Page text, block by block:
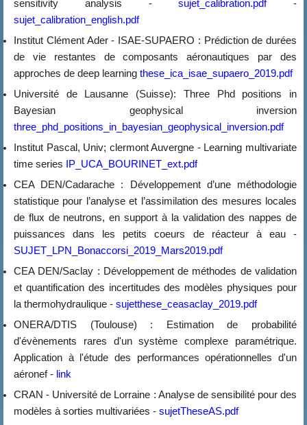
sensitivity analysis -sujet_calibration.pdf-
sujet_calibration_english.pdf
Institut Clément Ader - ISAE-SUPAERO : Prédiction de durées
de vie restantes de composants aéronautiques par des
approches de deep learning these_ica_isae_supaero_2019.pdf
Université de Lausanne (Suisse): Three Phd positions in
Bayesian geophysical inversion
three_phd_positions_in_bayesian_geophysical_inversion.pdf
Institut Pascal, Univ; clermont Auvergne - Learning multivariate
time series
IP_UCA_BOURINET_ext.pdf
CEA DEN/Cadarache : Développement d’une méthodologie
statistique pour l’analyse et l’assimilation des mesures locales
de flux de neutrons, en support à la validation des nappes de
puissances dans les petits coeurs de réacteur à eau -
SUJET_LPN_Bonaccorsi_2019_Mars2019.pdf
CEA DEN/Saclay : Développement de méthodes de validation
et quantification des incertitudes des modèles physiques pour
la thermohydraulique - sujetthese_ceasaclay_2019.pdf
ONERA/DTIS (Toulouse) : Estimation de probabilité
d'évènements rares d'un système complexe paramétrique.
Application à l'étude des performances opérationnelles d'un
aéronef - link
CRAN - Université de Lorraine : Analyse de sensibilité pour des
modèles à sorties multivariées - sujetTheseAS.pdf